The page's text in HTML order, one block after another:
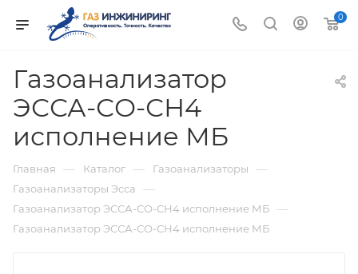
0
Газоанализатор
ЭССА-СО-СН4
исполнение МБ
Главная — Каталог — Газоанализаторы —
Газоанализаторы Эсса —
Газоанализатор ЭССА-СО-СН4 исполнение МБ —
Газоанализатор ЭССА-СО-СН4 исполнение МБ